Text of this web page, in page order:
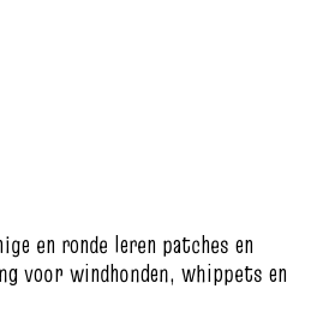
en ronde leren patches en
voor windhonden, whippets en